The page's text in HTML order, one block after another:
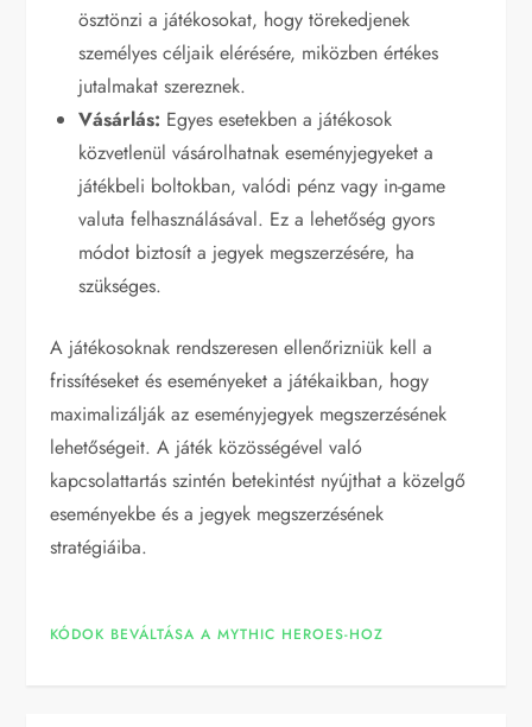
ösztönzi a játékosokat, hogy törekedjenek
személyes céljaik elérésére, miközben értékes
jutalmakat szereznek.
Vásárlás: Egyes esetekben a játékosok
közvetlenül vásárolhatnak eseményjegyeket a
játékbeli boltokban, valódi pénz vagy in-game
valuta felhasználásával. Ez a lehetőség gyors
módot biztosít a jegyek megszerzésére, ha
szükséges.
A játékosoknak rendszeresen ellenőrizniük kell a
frissítéseket és eseményeket a játékaikban, hogy
maximalizálják az eseményjegyek megszerzésének
lehetőségeit. A játék közösségével való
kapcsolattartás szintén betekintést nyújthat a közelgő
eseményekbe és a jegyek megszerzésének
stratégiáiba.
KÓDOK BEVÁLTÁSA A MYTHIC HEROES-HOZ